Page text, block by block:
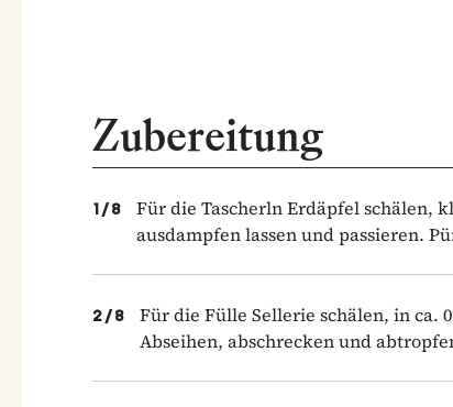
Zubereitung
1/8
Für die Tascherln Erdäpfel schälen,
ausdampfen lassen und passieren.
2/8
Für die Fülle Sellerie schälen, in ca.
Abseihen, abschrecken und